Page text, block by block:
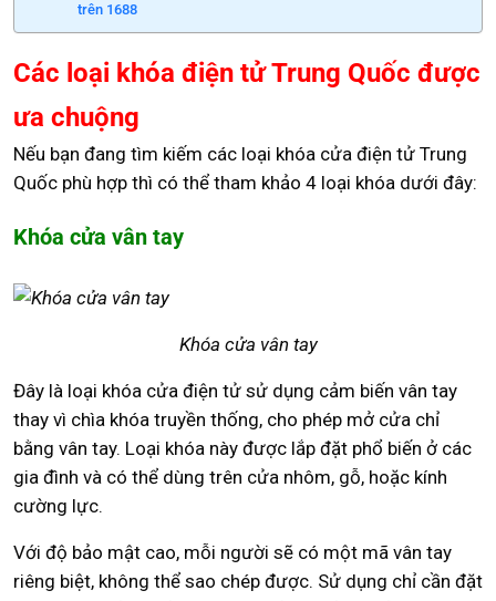
trên 1688
Các loại khóa điện tử Trung Quốc được
ưa chuộng
Nếu bạn đang tìm kiếm các loại khóa cửa điện tử Trung
Quốc phù hợp thì có thể tham khảo 4 loại khóa dưới đây:
Khóa cửa vân tay
Khóa cửa vân tay
Đây là loại khóa cửa điện tử sử dụng cảm biến vân tay
thay vì chìa khóa truyền thống, cho phép mở cửa chỉ
bằng vân tay. Loại khóa này được lắp đặt phổ biến ở các
gia đình và có thể dùng trên cửa nhôm, gỗ, hoặc kính
cường lực.
Với độ bảo mật cao, mỗi người sẽ có một mã vân tay
riêng biệt, không thể sao chép được. Sử dụng chỉ cần đặt